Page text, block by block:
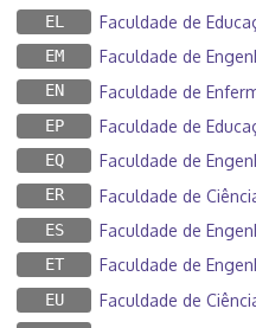
EL Faculdade de
EM Faculdade de
EN Faculdade de
EP Faculdade de
EQ Faculdade de
ER Faculdade de
ES Faculdade de
ET Faculdade de
EU Faculdade de